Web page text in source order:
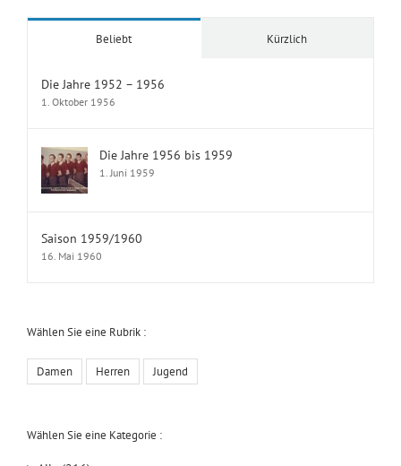
Beliebt Kürzlich
Die Jahre 1952 – 1956
1. Oktober 1956
Die Jahre 1956 bis 1959
1. Juni 1959
Saison 1959/1960
16. Mai 1960
Wählen Sie eine Rubrik :
Damen Herren Jugend
Wählen Sie eine Kategorie :